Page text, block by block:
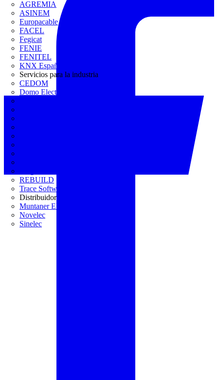
AGREMIA
ASINEM
Europacable
FACEL
Fegicat
FENIE
FENITEL
KNX España
Servicios para la industria
CEDOM
Domo Electra
REBUILD
Trace Software
Distribuidor
Muntaner Electro
Novelec
Sinelec